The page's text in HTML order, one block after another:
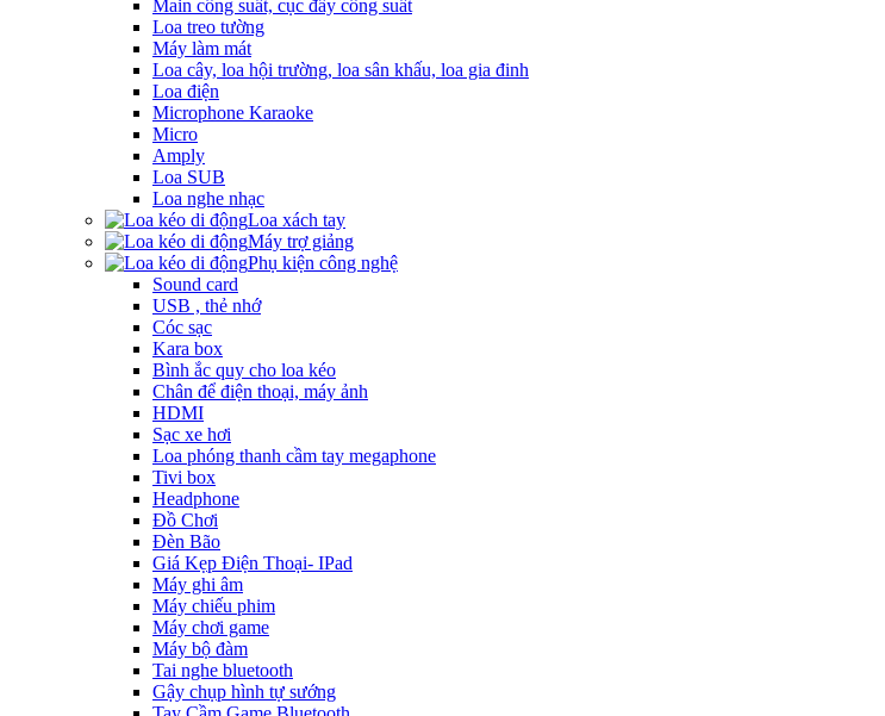
Main công suất, cục đẩy công suất
Loa treo tường
Máy làm mát
Loa cây, loa hội trường, loa sân khấu, loa gia đinh
Loa điện
Microphone Karaoke
Micro
Amply
Loa SUB
Loa nghe nhạc
Loa xách tay
Máy trợ giảng
Phụ kiện công nghệ
Sound card
USB , thẻ nhớ
Cóc sạc
Kara box
Bình ắc quy cho loa kéo
Chân để điện thoại, máy ảnh
HDMI
Sạc xe hơi
Loa phóng thanh cầm tay megaphone
Tivi box
Headphone
Đồ Chơi
Đèn Bão
Giá Kẹp Điện Thoại- IPad
Máy ghi âm
Máy chiếu phim
Máy chơi game
Máy bộ đàm
Tai nghe bluetooth
Gậy chụp hình tự sướng